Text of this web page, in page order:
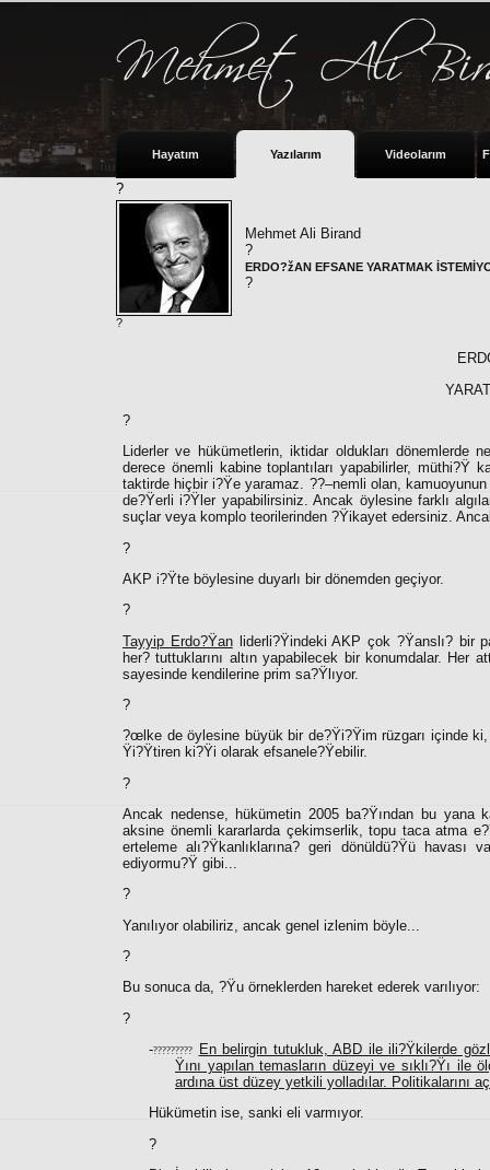
Hayatım Yazılarım Videolarım
?
Mehmet Ali Birand
?
ERDO?žAN EFSANE YARATMAK
?
?
?
Liderler ve hükümetlerin, iktidar oldukları dönemlerde
derece önemli kabine toplantıları yapabilirler, müthi?Ÿ
taktirde hiçbir i?Ÿe yaramaz. ??–nemli olan,
de?Ÿerli i?Ÿler yapabilirsiniz. Ancak öylesine farklı
suçlar veya komplo teorilerinden ?Ÿikayet edersiniz.
?
AKP i?Ÿte böylesine duyarlı bir dönemden geçiyor.
?
Tayyip Erdo?Ÿanliderli?Ÿindeki AKP çok ?Ÿanslı? bir
her? tuttuklarını altın yapabilecek bir konumdalar. Her
sayesinde kendilerine prim sa?Ÿlıyor.
?
?œlke de öylesine büyük bir de?Ÿi?Ÿim rüzgarı içinde
Ÿi?Ÿtiren ki?Ÿi olarak efsanele?Ÿebilir.
?
Ancak nedense, hükümetin 2005 ba?Ÿından bu yana
aksine önemli kararlarda çekimserlik, topu taca atma
erteleme alı?Ÿkanlıklarına? geri dönüldü?Ÿü
ediyormu?Ÿ gibi...
?
Yanılıyor olabiliriz, ancak genel izlenim böyle...
?
Bu sonuca da, ?Ÿu örneklerden hareket ederek varılıyor:
?
-?????????
En belirgin tutukluk, ABD ile ili?Ÿkilerde
Ÿını yapılan temasların düzeyi ve sıklı?Ÿı ile
ardına üst düzey yetkili yolladılar. Politikalarını
Hükümetin ise, sanki eli varmıyor.
?